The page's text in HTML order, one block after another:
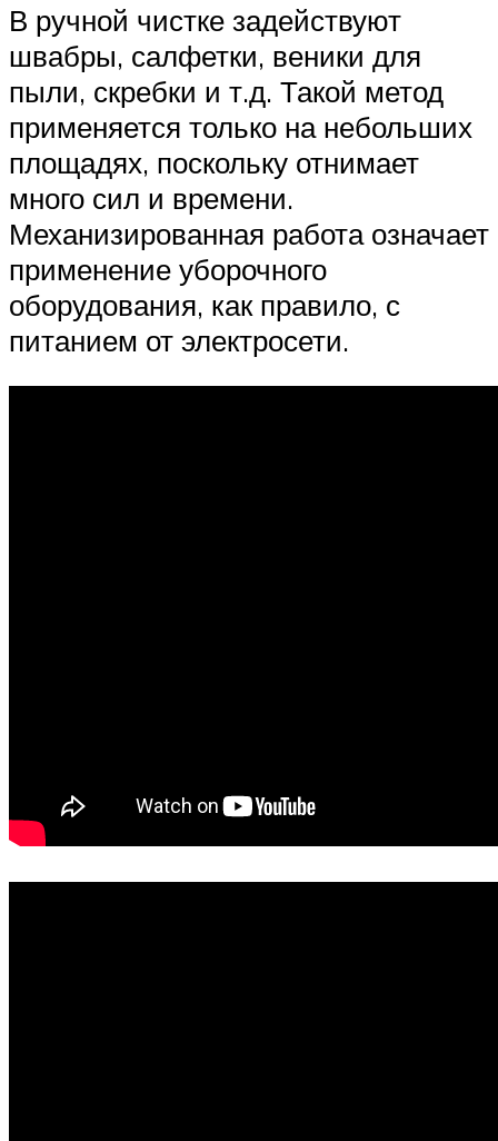
В ручной чистке задействуют
швабры, салфетки, веники для
пыли, скребки и т.д. Такой метод
применяется только на небольших
площадях, поскольку отнимает
много сил и времени.
Механизированная работа означает
применение уборочного
оборудования, как правило, с
питанием от электросети.